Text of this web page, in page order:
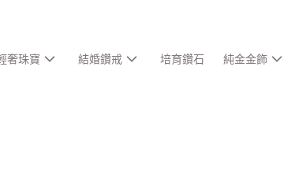
奢珠寶 結婚鑽戒 培育鑽石 純金金飾